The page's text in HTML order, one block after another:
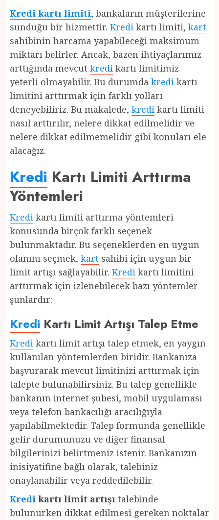
Kredi kartı limiti, bankaların müşterilerine
sunduğu bir hizmettir. Kredi kartı limiti, kart
sahibinin harcama yapabileceği maksimum
miktarı belirler. Ancak, bazen ihtiyaçlarımız
arttığında mevcut kredi kartı limitimiz
yeterli olmayabilir. Bu durumda kredi kartı
limitini arttırmak için farklı yolları
deneyebiliriz. Bu makalede, kredi kartı limiti
nasıl arttırılır, nelere dikkat edilmelidir ve
nelere dikkat edilmemelidir gibi konuları ele
alacağız.
Kredi Kartı Limiti Arttırma
Yöntemleri
Kredi kartı limiti arttırma yöntemleri
konusunda birçok farklı seçenek
bulunmaktadır. Bu seçeneklerden en uygun
olanını seçmek, kart sahibi için uygun bir
limit artışı sağlayabilir. Kredi kartı limitini
arttırmak için izlenebilecek bazı yöntemler
şunlardır:
Kredi Kartı Limit Artışı Talep Etme
Kredi kartı limit artışı talep etmek, en yaygın
kullanılan yöntemlerden biridir. Bankanıza
başvurarak mevcut limitinizi arttırmak için
talepte bulunabilirsiniz. Bu talep genellikle
bankanın internet şubesi, mobil uygulaması
veya telefon bankacılığı aracılığıyla
yapılabilmektedir. Talep formunda genellikle
gelir durumunuzu ve diğer finansal
bilgilerinizi belirtmeniz istenir. Bankanızın
inisiyatifine bağlı olarak, talebiniz
onaylanabilir veya reddedilebilir.
Kredi kartı limit artışı talebinde
bulunurken dikkat edilmesi gereken noktalar